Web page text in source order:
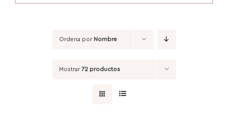
Ordena por Nombre
Mostrar72 productos